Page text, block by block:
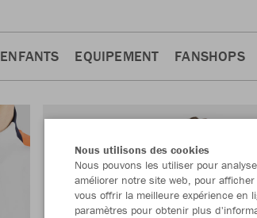
ENFANTS EQUIPEMENT FANSHOPS
Nous utilisons des cookies
Nous pouvons les utiliser pour
améliorer notre site web, pour
vous offrir la meilleure expérience en
paramètres pour obtenir plus